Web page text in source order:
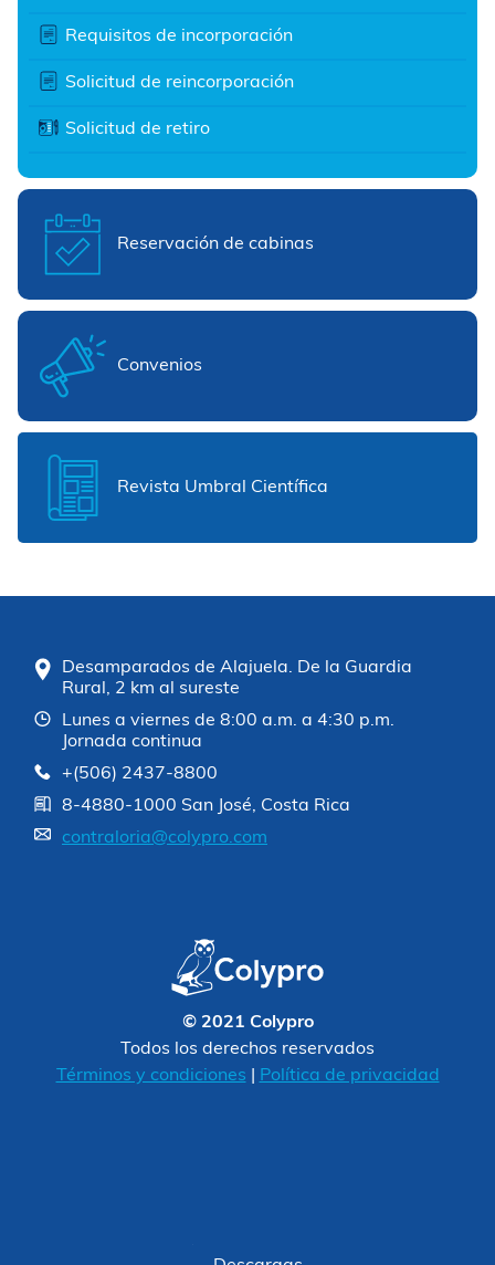
Requisitos de incorporación
Solicitud de reincorporación
Solicitud de retiro
Reservación de cabinas
Convenios
Revista Umbral Científica
Desamparados de Alajuela. De la Guardia
Rural, 2 km al sureste
Lunes a viernes de 8:00 a.m. a 4:30 p.m.
Jornada continua
+(506) 2437-8800
8-4880-1000 San José, Costa Rica
contraloria@colypro.com
© 2021 Colypro
Todos los derechos reservados
Términos y condiciones
Política de privacidad